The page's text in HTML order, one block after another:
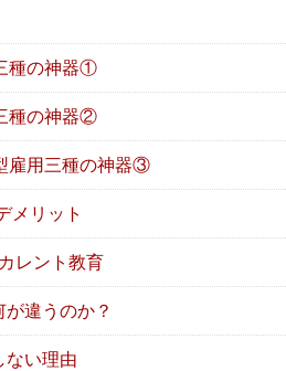
種の神器①
種の神器②
雇用三種の神器③
メリット
レント教育
違うのか？
ない理由